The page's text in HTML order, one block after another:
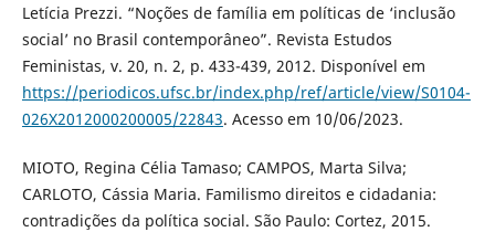
Letícia Prezzi. “Noções de família em políticas de ‘inclusão
social’ no Brasil contemporâneo”. Revista Estudos
Feministas, v. 20, n. 2, p. 433-439, 2012. Disponível em
https://periodicos.ufsc.br/index.php/ref/article/view/S0104-
026X2012000200005/22843. Acesso em 10/06/2023.
MIOTO, Regina Célia Tamaso; CAMPOS, Marta Silva;
CARLOTO, Cássia Maria. Familismo direitos e cidadania:
contradições da política social. São Paulo: Cortez, 2015.